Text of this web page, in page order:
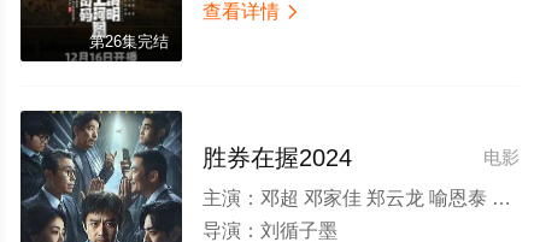
第26集完结
查看详情 
电影
胜券在握2024
主演： 邓超 邓家佳 郑云龙 喻恩泰 张本煜 柯达 李乃文 杨皓宇 宁理 陈明昊 白客 佟晨洁 小爱 李晓川 卜钰 张一杰 曲哲明 曲高位 刘循子墨
导演： 刘循子墨